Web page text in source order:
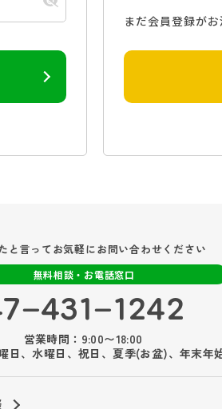
まだ会員登録が
と言ってお気軽にお問い合わせください
無料相談・お電話窓口
営業時間：9:00〜18:00
日、水曜日、祝日、夏季(お盆)、年末年